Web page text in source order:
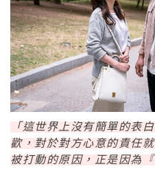
「這世界上沒有簡單的表
歡，對於對方心意的責任
被打動的原因，正是因為『